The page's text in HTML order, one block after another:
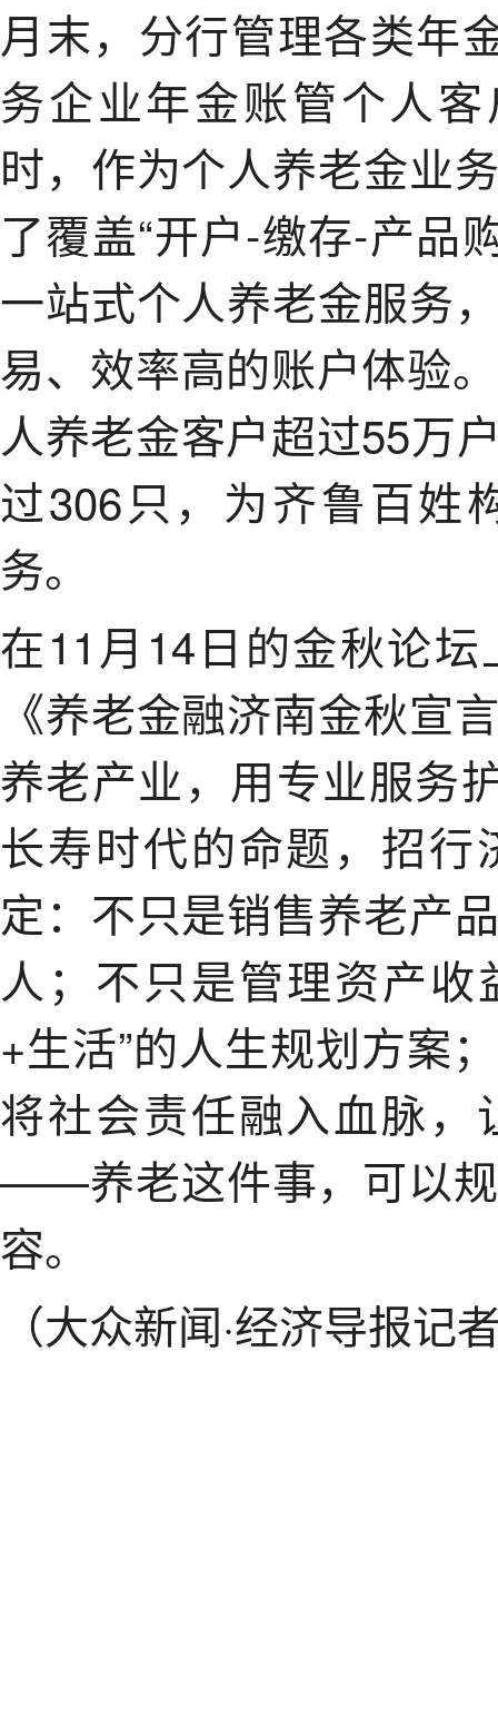
月末，分行管理各类年
务企业年金账管个人
时，作为个人养老金业
了覆盖“开户-缴存-产品
一站式个人养老金服务
易、效率高的账户体验
人养老金客户超过55万
过306只，为齐鲁百姓
务。
在11月14日的金秋论
《养老金融济南金秋宣
养老产业，用专业服务
长寿时代的命题，招
定：不只是销售养老产
人；不只是管理资产
+生活”的人生规划方案
将社会责任融入血脉
——养老这件事，可以
容。
（大众新闻·经济导报记